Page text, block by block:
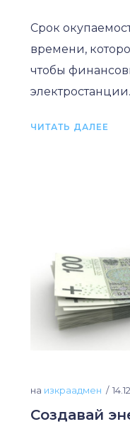
Срок
времени,
чтобы
ЧИТАТЬ ДАЛЕЕ
на изкраадмен
Создавай